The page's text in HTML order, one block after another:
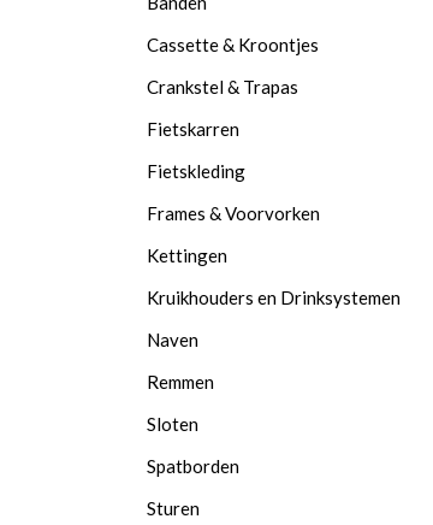
Cassette & Kroontjes
Crankstel & Trapas
Fietskarren
Fietskleding
Frames & Voorvorken
Kettingen
Kruikhouders en Drinksystemen
Naven
Remmen
Sloten
Spatborden
Sturen